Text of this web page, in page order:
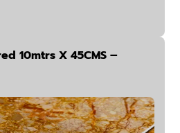
10mtrs X 45CMS –